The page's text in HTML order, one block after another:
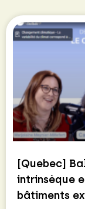
[Quebec]
intrinsèque
bâtiments